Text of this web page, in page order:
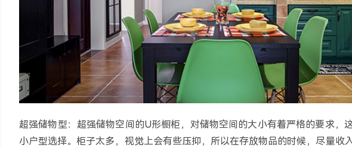
超强储物型：超强储物空间的U形橱柜，对储物空间的大小有着严格的要求，
小户型选择。柜子太多，视觉上会有些压抑，所以在存放物品的时候，尽量收